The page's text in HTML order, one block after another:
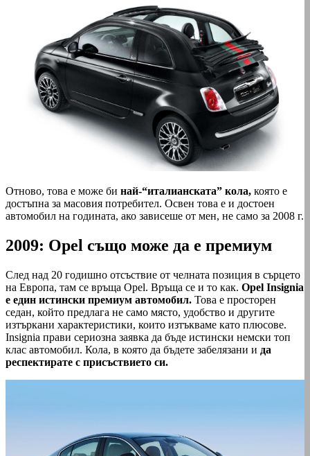
Отново, това е може би най-“италианската” кола, която е
достъпна за масовия потребител. Освен това е и достоен
автомобил на годината, ако зависеше от мен, не само за 2008 г.
2009: Opel също може да е премиум
След над 20 годишно отсъствие от челната позиция в сърцето
на Европа, там се връща Opel. Връща се и то как. Opel Insignia
е един истински премиум автомобил. Това е просторен
седан, който предлага не само място, удобство и другите
изтъркани характеристики, които изтъкваме като плюсове.
Insignia прави сериозна заявка да бъде истински немски топ
клас автомобил. Кола, в която да бъдете забелязани и да
респектирате с присъствието си.